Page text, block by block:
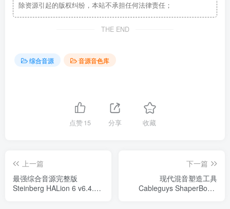
除资源引起的版权纠纷，本站不承担任何法律责任；
THE END
综合音源 音源音色库
点赞15 分享 收藏
上一篇
最强综合音源完整版
Steinberg HALion 6 v6.4.30
下一篇
现代混音塑造工具
Cableguys ShaperBox 3